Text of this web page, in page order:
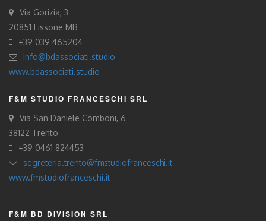
Via Gorizia, 3
20851 Lissone MB
+39 039 465204
info@bdassociati.studio
www.bdassociati.studio
F&M STUDIO FRANCESCHI SRL
Via San Daniele Comboni, 6
38122 Trento
+39 0461 824453
segreteria.trento@fmstudiofranceschi.it
www.fmstudiofranceschi.it
F&M BD DIVISION SRL